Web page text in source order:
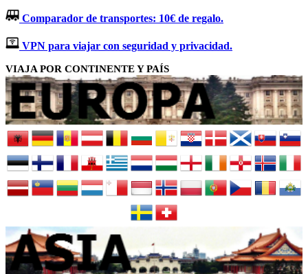
Comparador de transportes: 10€ de regalo.
VPN para viajar con seguridad y privacidad.
VIAJA POR CONTINENTE Y PAÍS